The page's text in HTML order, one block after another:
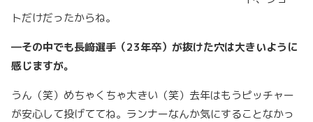
トだけだったからね。
―その中でも長﨑選手（23年卒）が抜けた穴は大きいように
感じますが。
うん（笑）めちゃくちゃ大きい（笑）去年はもうピッチャー
が安心して投げててね。ランナーなんか気にすることなかっ